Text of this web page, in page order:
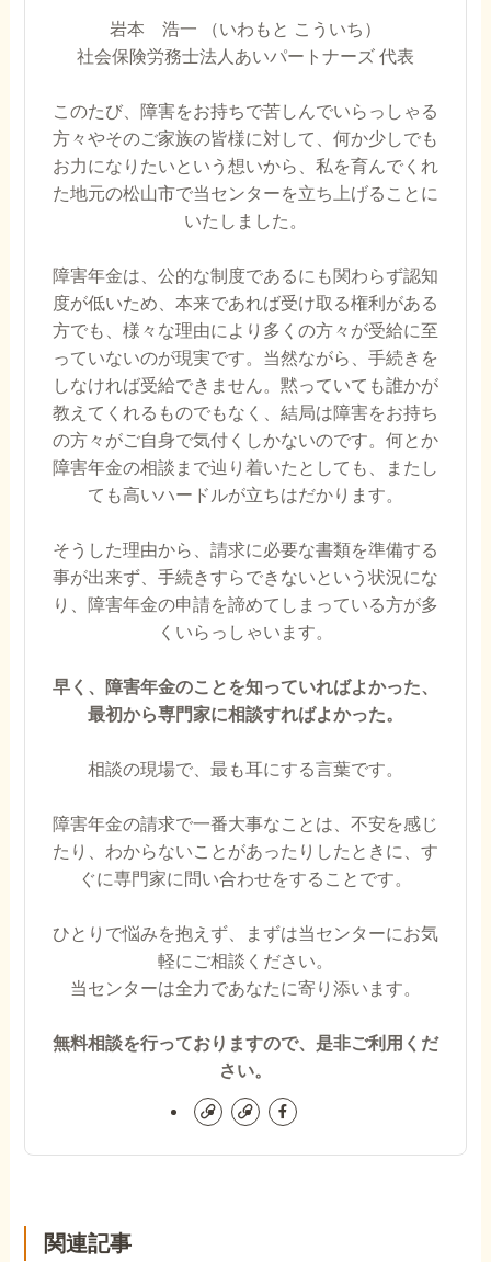
岩本 浩一 （いわもと こういち）
社会保険労務士法人あいパートナーズ 代表
このたび、障害をお持ちで苦しんでいらっしゃる
方々やそのご家族の皆様に対して、何か少しでも
お力になりたいという想いから、私を育んでくれ
た地元の松山市で当センターを立ち上げることに
いたしました。
障害年金は、公的な制度であるにも関わらず認知
度が低いため、本来であれば受け取る権利がある
方でも、様々な理由により多くの方々が受給に至
っていないのが現実です。当然ながら、手続きを
しなければ受給できません。黙っていても誰かが
教えてくれるものでもなく、結局は障害をお持ち
の方々がご自身で気付くしかないのです。何とか
障害年金の相談まで辿り着いたとしても、またし
ても高いハードルが立ちはだかります。
そうした理由から、請求に必要な書類を準備する
事が出来ず、手続きすらできないという状況にな
り、障害年金の申請を諦めてしまっている方が多
くいらっしゃいます。
早く、障害年金のことを知っていればよかった、
最初から専門家に相談すればよかった。
相談の現場で、最も耳にする言葉です。
障害年金の請求で一番大事なことは、不安を感じ
たり、わからないことがあったりしたときに、す
ぐに専門家に問い合わせをすることです。
ひとりで悩みを抱えず、まずは当センターにお気
軽にご相談ください。
当センターは全力であなたに寄り添います。
無料相談を行っておりますので、是非ご利用くだ
さい。
関連記事